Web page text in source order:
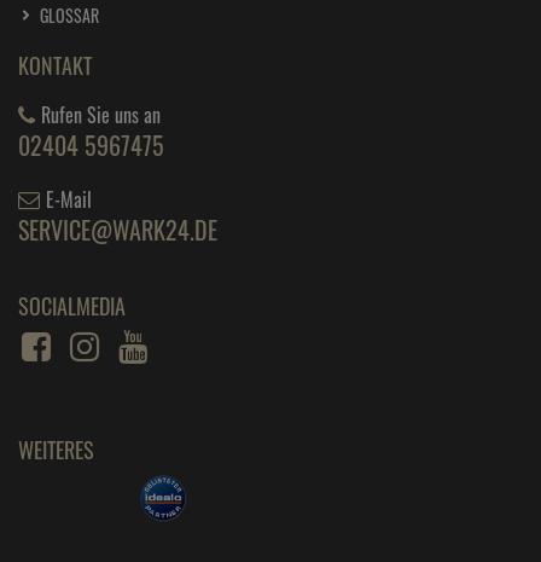
GLOSSAR
KONTAKT
Rufen Sie uns an
02404 5967475
E-Mail
SERVICE@WARK24.DE
SOCIALMEDIA
WEITERES